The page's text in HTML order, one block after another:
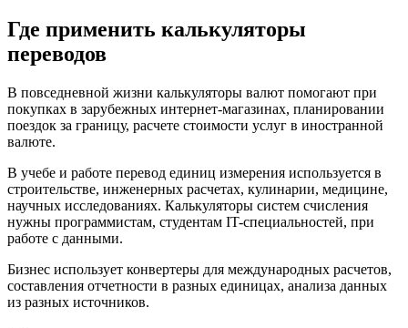
Где применить калькуляторы
переводов
В повседневной жизни калькуляторы валют помогают при
покупках в зарубежных интернет-магазинах, планировании
поездок за границу, расчете стоимости услуг в иностранной
валюте.
В учебе и работе перевод единиц измерения используется в
строительстве, инженерных расчетах, кулинарии, медицине,
научных исследованиях. Калькуляторы систем счисления
нужны программистам, студентам IT-специальностей, при
работе с данными.
Бизнес использует конвертеры для международных расчетов,
составления отчетности в разных единицах, анализа данных
из разных источников.